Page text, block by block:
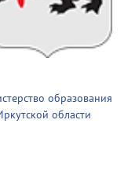
образования
области